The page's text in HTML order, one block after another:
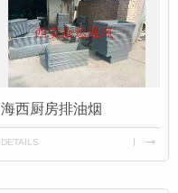
海西厨房排油烟
DETAILS